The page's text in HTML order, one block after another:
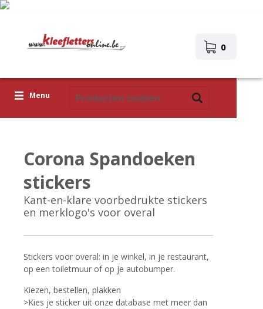
0
Menu
Plakplaatjes
Upload je eigen ontwerp
Corona Spandoeken
stickers
Kant-en-klare voorbedrukte stickers
en merklogo's voor overal
Stickers voor overal: in je winkel, in je restaurant,
op een toiletmuur of op je autobumper.
Kiezen, bestellen, plakken
>Kies je sticker uit onze database met meer dan